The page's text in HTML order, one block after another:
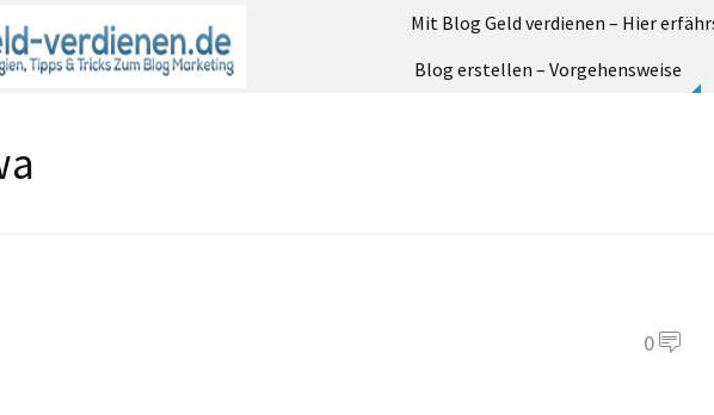
Mit Blog Geld verdienen – Hier
Blog erstellen – Vorgehensweise
0